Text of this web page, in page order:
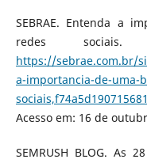
SEBRAE. Entenda a
redes
https://sebrae.com.br/
a-importancia-de-uma-
Acesso em: 16 de
SEMRUSH BLOG. As